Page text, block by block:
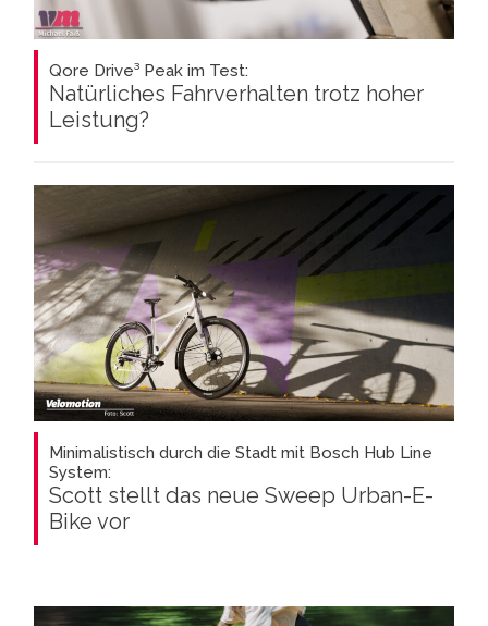
Qore Drive³ Peak im Test:
Natürliches Fahrverhalten trotz hoher
Leistung?
Minimalistisch durch die Stadt mit Bosch Hub Line
System:
Scott stellt das neue Sweep Urban-E-
Bike vor